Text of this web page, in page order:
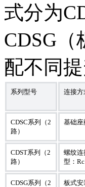
式分为
CDSG
配不同
系列型号 连接方
CDSC系列（2
路）
基础座
CDST系列（2
路）
螺纹连
型：
CDSG系列（2
板式安